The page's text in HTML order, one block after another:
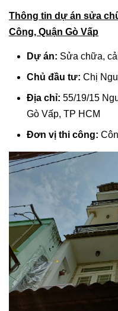
Thông tin dự án sửa
Công, Quận Gò Vấp
Dự án: Sửa chữa,
Chủ đầu tư: Chị
Địa chỉ: 55/19/15
Gò Vấp, TP HCM
Đơn vị thi công: